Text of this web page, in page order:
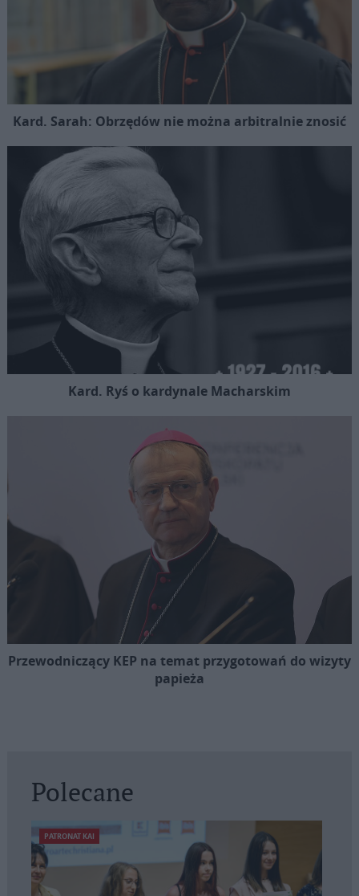
Kard. Sarah: Obrzędów nie można arbitralnie znosić
Kard. Ryś o kardynale Macharskim
Przewodniczący KEP na temat przygotowań do wizyty
papieża
Polecane
PATRONAT KAI